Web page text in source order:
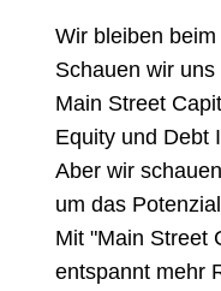
Wir bleiben
Schauen wir
Main Street
Equity und Debt
Aber wir
um das
Mit "Main Street
entspannt mehr